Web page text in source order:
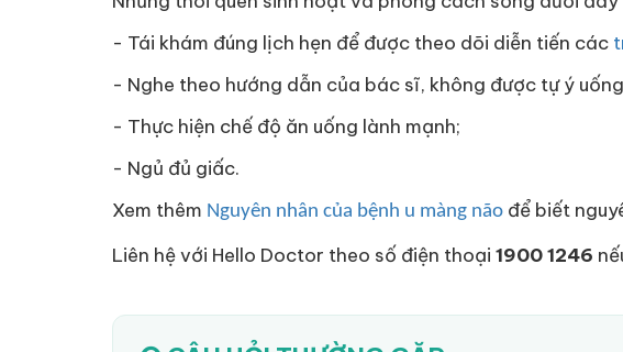
- Tái khám đúng lịch hẹn để được theo dõi diễn tiến các
- Nghe theo hướng dẫn của bác sĩ, không được tự ý
- Thực hiện chế độ ăn uống lành mạnh;
- Ngủ đủ giấc.
Xem thêm Nguyên nhân của bệnh u màng não để biết
Liên hệ với Hello Doctor theo số điện thoại 1900 1246